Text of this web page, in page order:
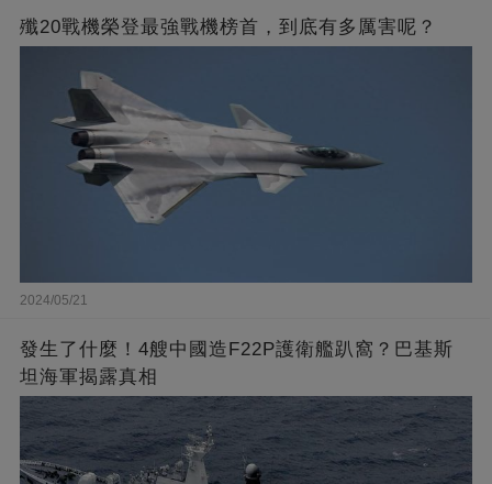
殲20戰機榮登最強戰機榜首，到底有多厲害呢？
2024/05/21
發生了什麼！4艘中國造F22P護衛艦趴窩？巴基斯
坦海軍揭露真相